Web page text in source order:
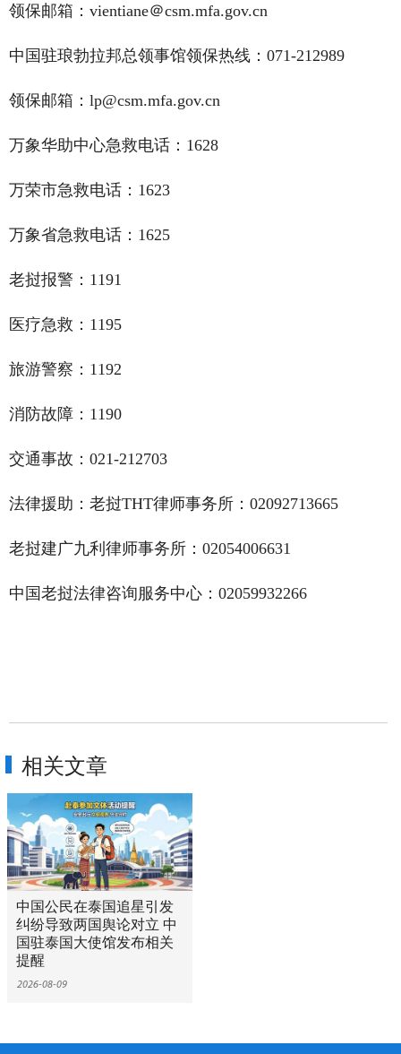
领保邮箱：vientiane＠csm.mfa.gov.cn
中国驻琅勃拉邦总领事馆领保热线： 071-212989
领保邮箱： lp@csm.mfa.gov.cn
万象华助中心急救电话：1628
万荣市急救电话：1623
万象省急救电话：1625
老挝报警：1191
医疗急救：1195
旅游警察：1192
消防故障：1190
交通事故：021-212703
法律援助：老挝THT律师事务所：02092713665
老挝建广九利律师事务所：02054006631
中国老挝法律咨询服务中心：02059932266
相关文章
中国公民在泰国追星引发
纠纷导致两国舆论对立 中
国驻泰国大使馆发布相关
提醒
2026-08-09